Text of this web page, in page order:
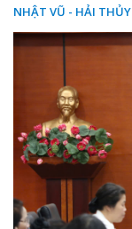
NHẬT VŨ - HẢI THỦY